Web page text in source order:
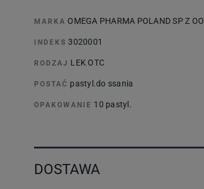
MARKA OMEGA PHARMA POLAND SP Z OO
INDEKS 3020001
RODZAJ LEK OTC
POSTAĆ pastyl.do ssania
OPAKOWANIE 10 pastyl.
DOSTAWA